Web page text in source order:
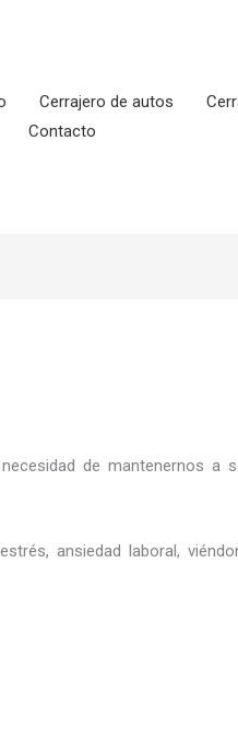
Cerrajero de autos
Contacto
de mantenernos a
ansiedad laboral,